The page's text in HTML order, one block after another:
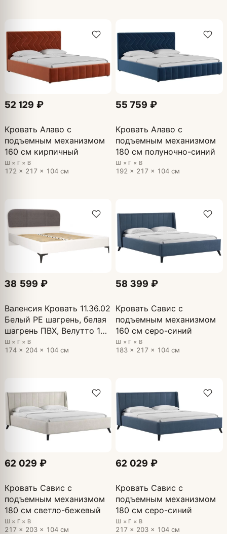
52 129 ₽
Кровать Алаво с
подъемным механизмом
160 см кирпичный
Ш × Г × В
172 × 217 × 104 см
55 759 ₽
Кровать Алаво с
подъемным механизмом
180 см полуночно-синий
Ш × Г × В
192 × 217 × 104 см
38 599 ₽
Валенсия Кровать 11.36.02
Белый PE шагрень, белая
шагрень ПВХ, Велутто 19
т-серый
Ш × Г × В
174 × 204 × 104 см
58 399 ₽
Кровать Савис с
подъемным механизмом
160 см серо-синий
Ш × Г × В
183 × 217 × 104 см
62 029 ₽
Кровать Савис с
подъемным механизмом
180 см светло-бежевый
Ш × Г × В
217 × 203 × 104 см
62 029 ₽
Кровать Савис с
подъемным механизмом
180 см серо-синий
Ш × Г × В
217 × 203 × 104 см